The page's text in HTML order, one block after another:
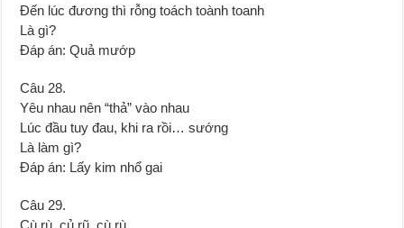
Đến lúc đương thì rỗng toách toành toanh
Là gì?
Đáp án: Quả mướp
Câu 28.
Yêu nhau nên “thả” vào nhau
Lúc đầu tuy đau, khi ra rồi… sướng
Là làm gì?
Đáp án: Lấy kim nhổ gai
Câu 29.
Cù rù, củ rũ, cù rù